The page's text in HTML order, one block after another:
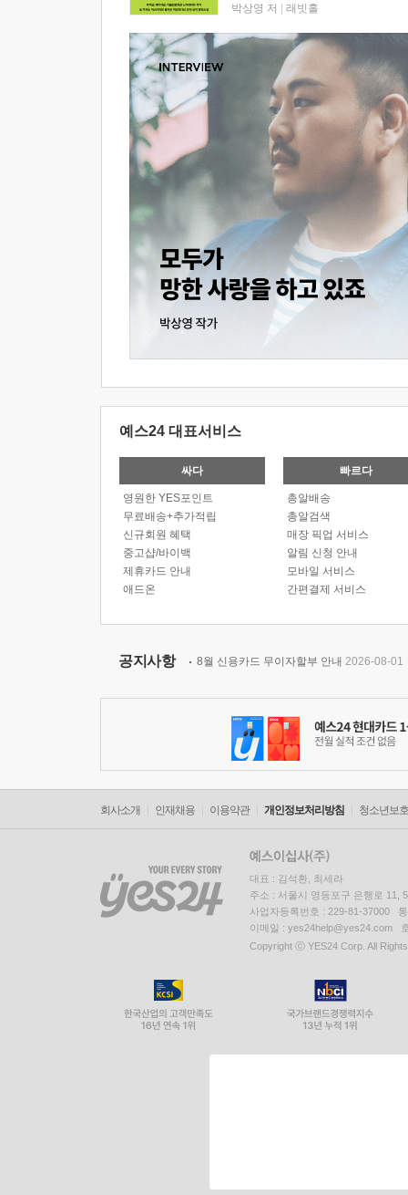
박상영 저 래빗홀
예스24 대표서비스
싸다
영원한 YES포인트
무료배송+추가적립
신규회원 혜택
중고샵/바이백
제휴카드 안내
애드온
빠르다
총알배송
총알검색
매장 픽업 서비스
알림 신청 안내
모바일 서비스
간편결제 서비스
공지사항 8월 신용카드 무이자할부 안내 2026-08-01
회사소개 인재채용 이용약관 개인정보처리방침 청소년보
대표 : 김석환, 최세라
주소 : 서울시 영등포구 은행로 11,
사업자등록번호 : 229-81-37000
이메일 : yes24help@yes24.com
Copyright ⓒ YES24 Corp. All